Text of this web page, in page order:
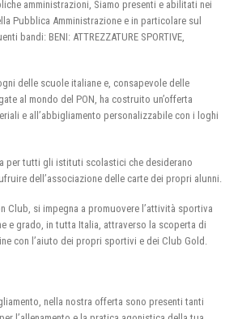
amministrazioni, Siamo presenti e abilitati nei
Pubblica Amministrazione e in particolare sul
bandi: BENI: ATTREZZATURE SPORTIVE,
delle scuole italiane e, consapevole delle
al mondo del PON, ha costruito un’offerta
e all’abbigliamento personalizzabile con i loghi
per tutti gli istituti scolastici che desiderano
dell’associazione delle carte dei propri alunni.
Club, si impegna a promuovere l’attività sportiva
e grado, in tutta Italia, attraverso la scoperta di
con l’aiuto dei propri sportivi e dei Club Gold.
nella nostra offerta sono presenti tanti